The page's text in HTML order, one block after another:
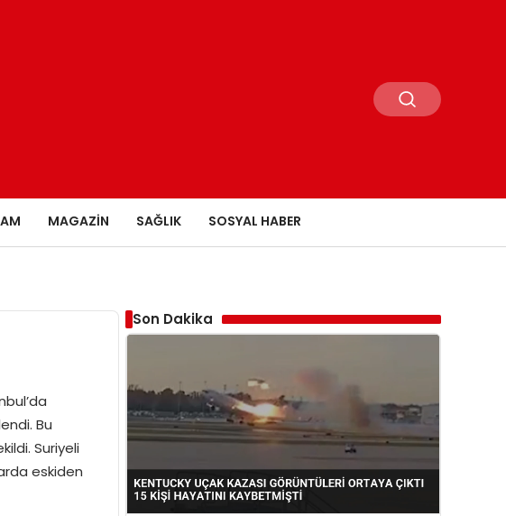
MAGAZIN SAĞLIK SOSYAL HABER
Bu
Suriyeli
eskiden
Son Dakika